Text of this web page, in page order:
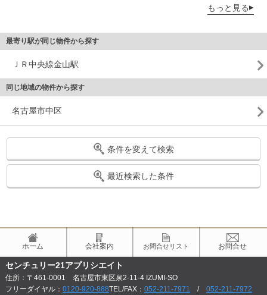
もっと見る
最寄り駅が同じ物件から探す
ＪＲ中央線金山駅
同じ地域の物件から探す
名古屋市中区
条件を変えて検索
最近検索した条件
ホーム 会社案内 お問合せリスト お問合せ
センチュリー21アプリシエイト
住所：〒461-0001 名古屋市東区泉2-11-4 IZUMI-SO
フリーダイヤル： 0120-920-888TEL/FAX： 052-211-7971 / 052-211-7972